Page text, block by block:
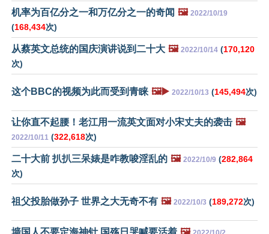
机率为百亿分之一和万亿分之一的奇闻 🖼️ 2022/10/19
(168,434次)
从蔡英文总统的国庆演讲说到二十大 🖼️ 2022/10/14 (170,120
次)
这个BBC的视频为此而受到青睐 🖼️▶️ 2022/10/13 (145,494次)
让你直不起腰！老江用一流英文面对小宋丈夫的袭击 🖼️
2022/10/11 (322,618次)
二十大前 扒扒三呆婊是咋教唆淫乱的 🖼️ 2022/10/9 (282,864
次)
祖父投胎做孙子 世界之大无奇不有 🖼️ 2022/10/3 (189,272次)
墙国人不要定海神针 国殇日哭喊要活着 🖼️